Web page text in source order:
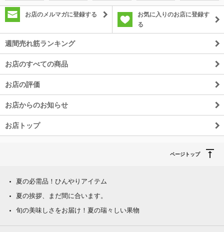
お店のメルマガに登録する
お気に入りのお店に登録す
る
週間売れ筋ランキング
お店のすべての商品
お店の評価
お店からのお知らせ
お店トップ
ページトップ
夏の必需品！ひんやりアイテム
夏の挨拶、まだ間に合います。
旬の美味しさをお届け！夏の瑞々しい果物